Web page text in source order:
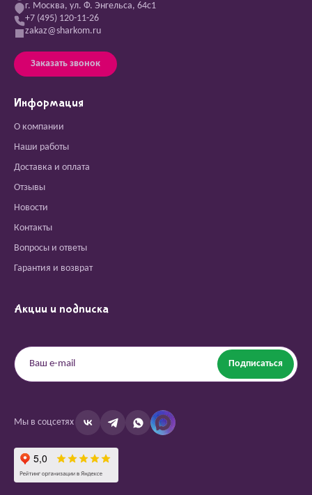
г. Москва, ул. Ф. Энгельса, 64с1
+7 (495) 120-11-26
zakaz@sharkom.ru
Заказать звонок
Информация
О компании
Наши работы
Доставка и оплата
Отзывы
Новости
Контакты
Вопросы и ответы
Гарантия и возврат
Акции и подписка
Подписаться
Мы в соцсетях